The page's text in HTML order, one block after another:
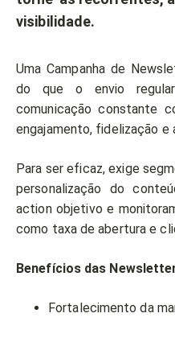
visibilidade.
Uma Campanha de
do que o envio
comunicação constante
engajamento, fidelização e
Para ser eficaz, exige
personalização do
action objetivo e
como taxa de abertura e
Benefícios das
Fortalecimento da